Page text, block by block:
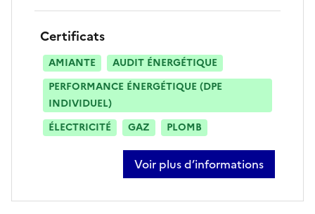
Certificats
AMIANTE
AUDIT ÉNERGÉTIQUE
PERFORMANCE ÉNERGÉTIQUE (DPE
INDIVIDUEL)
ÉLECTRICITÉ
GAZ PLOMB
Voir plus d’informations
sur martial villaume